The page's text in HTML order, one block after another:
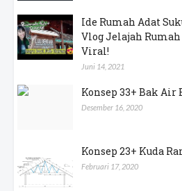
Ide Rumah Adat
Vlog Jelajah
Viral!
Juni 14, 2021
Konsep 33+ Bak Air
Desember 16, 2020
Konsep 23+ Kuda
Februari 17, 2020